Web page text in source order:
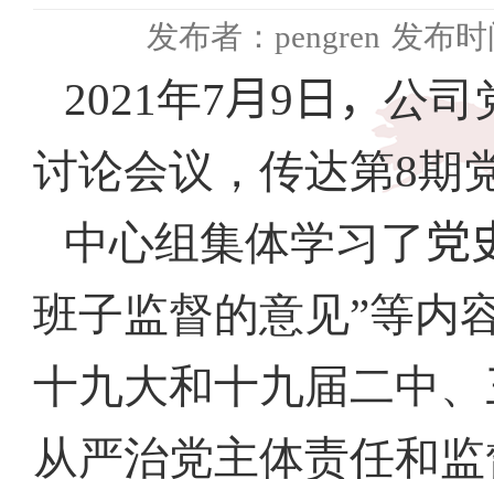
发布者：pengren 发布时
2021年7月 9 日，公司
讨论会议，传达第8期
中心组集体学习了党
班子监督的意见”等内
十九大和十九届二中
从严治党主体责任和